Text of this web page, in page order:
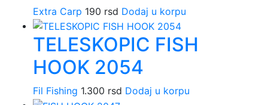
Extra Carp 190 rsd Dodaj u korpu
TELESKOPIC FISH
HOOK 2054
Fil Fishing 1.300 rsd Dodaj u korpu